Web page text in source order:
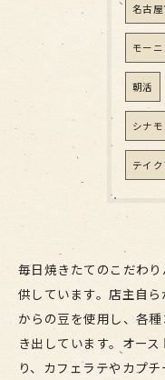
名古
モー
朝活
シナ
テイ
毎日焼きたてのこだわ
供しています。店主自
からの豆を使用し、各
き出しています。オー
り、カフェラテやカプ